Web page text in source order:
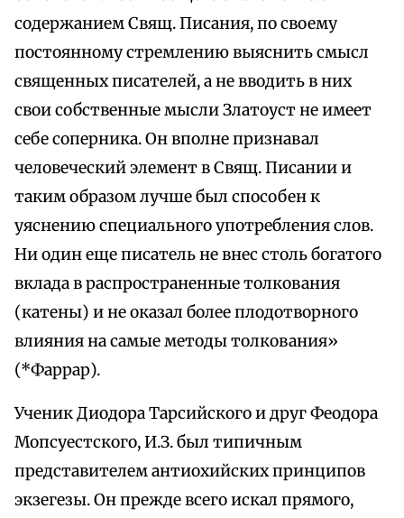
содержанием Свящ. Писания, по своему
постоянному стремлению выяснить смысл
священных писателей, а не вводить в них
свои собственные мысли Златоуст не имеет
себе соперника. Он вполне признавал
человеческий элемент в Свящ. Писании и
таким образом лучше был способен к
уяснению специального употребления слов.
Ни один еще писатель не внес столь богатого
вклада в распространенные толкования
(катены) и не оказал более плодотворного
влияния на самые методы толкования»
(*Фаррар).
Ученик Диодора Тарсийского и друг Феодора
Мопсуестского, И.З. был типичным
представителем антиохийских принципов
экзегезы. Он прежде всего искал прямого,